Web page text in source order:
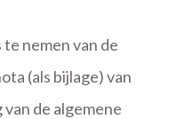
nemen van de
(als bijlage) van
de algemene